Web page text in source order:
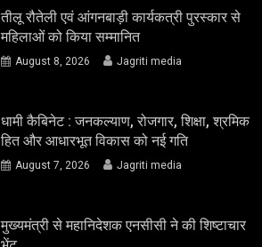
तीलू रौतेली एवं आंगनबाड़ी कार्यकत्री पुरस्कार से
महिलाओं को किया सम्मानित
August 8, 2026 Jagriti media
धामी कैबिनेट : जनकल्याण, रोजगार, शिक्षा, श्रमिक
हित और आधारभूत विकास को नई गति
August 7, 2026 Jagriti media
मुख्यमंत्री से महानिदेशक एनसीसी ने की शिष्टाचार